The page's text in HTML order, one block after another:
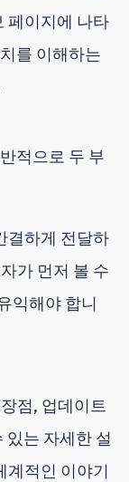
페이지에 나타
를 이해하는
적으로 두 부
결하게 전달하
가 먼저 볼 수
익해야 합니
점, 업데이트
있는 자세한 설
계적인 이야기